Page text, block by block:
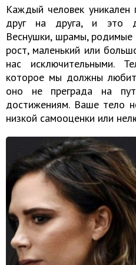
Каждый человек
друг на друга, и это
Веснушки, шрамы, родимые
рост, маленький или
нас
которое мы должны
оно не преграда на
достижениям. Ваше тело
низкой самооценки или